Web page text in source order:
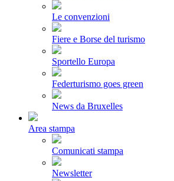
Le convenzioni
Fiere e Borse del turismo
Sportello Europa
Federturismo goes green
News da Bruxelles
Area stampa
Comunicati stampa
Newsletter